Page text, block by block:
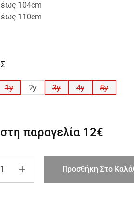
έως 104cm
έως 110cm
1y 2y 3y 4y 5y
παραγελία 12€
Προσθήκη Στο